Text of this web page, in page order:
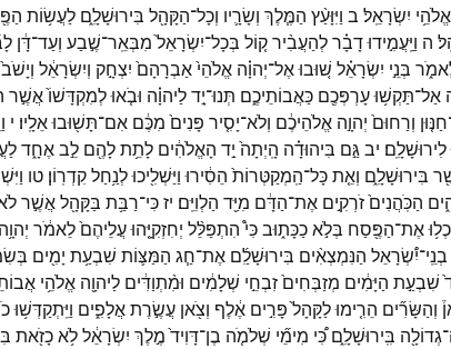
אֱלֹהֵ֥י יִשְׂרָאֵֽל׃ ב וַיִּוָּעַ֨ץ הַמֶּ֧לֶךְ וְשָׂרָ֛יו וְכָל־הַקָּהָ֖ל בִּירוּשָׁלִָ֑ם לַעֲשׂ֥וֹת
ה וַיַּֽעֲמִ֣ידוּדָבָ֗רלְהַעֲבִ֨ירק֤וֹל בְּכָל־יִשְׂרָאֵל֙ מִבְּאֵֽר־שֶׁ֣בַע וְעַד־דָּ֔ן
בְּנֵ֣י יִשְׂרָאֵ֗ל שׁ֚וּבוּאֶל־יְהוָ֗ה אֱלֹהֵי֙אַבְרָהָם֙ יִצְחָ֣ק וְיִשְׂרָאֵ֔ל וְיָשֹׁב֙
אַל־תַּקְשׁ֥וּעָרְפְּכֶ֖ם כַּאֲבוֹתֵיכֶ֑ם תְּנוּ־יָ֣דלַיהוָ֗ה וּבֹ֤אוּלְמִקְדָּשׁוֹ֙אֲשֶׁ֣ר
חַנּ֤וּן וְרַחוּם֙ יְהוָ֣ה אֱלֹהֵיכֶ֔ם וְלֹא־יָסִ֤יר פָּנִים֙ מִכֶּ֔ם אִם־תָּשׁ֖וּבוּאֵלָֽיו׃ י
לִירוּשָׁלִָֽם׃ יבגַּ֣ם בִּיהוּדָ֗ה הָֽיְתָה֙ יַ֣ד הָאֱלֹהִ֔ים לָתֵ֥תלָהֶ֖ם לֵ֣באֶחָ֑ד
בִּירוּשָׁלִָ֑ם וְאֵ֤תכָּל־הַֽמְקַטְּרוֹת֙ הֵסִ֔ירוּ וַיַּשְׁלִ֖יכוּלְנַ֥חַלקִדְרֽוֹן׃ טו
הַכֹּֽהֲנִים֙זֹרְקִ֣ים אֶת־הַדָּ֔ם מִיַּ֖ד הַלְוִיִּֽם׃ יזכִּי־רַבַּ֥ת בַּקָּהָ֖לאֲשֶׁ֣ר
אֶת־הַפֶּ֖סַח בְּלֹ֣אכַכָּת֑וּבכִּי֩ הִתְפַּלֵּ֨ל יְחִזְקִיָּ֤הוּעֲלֵיהֶם֙לֵאמֹ֔ר יְהוָ֥ה
בְנֵֽי־יִ֠שְׂרָאֵל הַנִּמְצְאִ֨ים בִּירוּשָׁלִַ֜ם אֶת־חַ֧ג הַמַּצּ֛וֹת שִׁבְעַ֥ת יָמִ֖ים
שִׁבְעַ֣ת הַיָּמִ֔ים מְזַבְּחִים֙זִבְחֵ֣י שְׁלָמִ֔ים וּמִ֨תְוַדִּ֔ים לַיהוָ֖ה אֱלֹהֵ֥י
וְהַשָּׂרִ֞ים הֵרִ֤ימוּלַקָּהָל֙ פָּרִ֣ים אֶ֔לֶף וְצֹ֖אן עֲשֶׂ֣רֶתאֲלָפִ֑ים וַיִּֽתְקַדְּשׁ֥וּ
גְדוֹלָ֖ה בִּֽירוּשָׁלִָ֑ם כִּ֠י מִימֵ֞י שְׁלֹמֹ֤ה בֶן־דָּוִיד֙ מֶ֣לֶךְ יִשְׂרָאֵ֔ללֹ֥אכָזֹ֖את